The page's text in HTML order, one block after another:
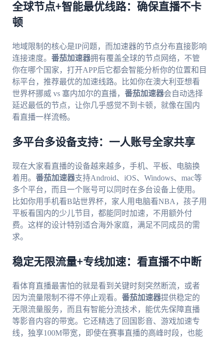
全球节点+智能最优线路：确保直播不卡
顿
地域限制的核心是IP问题，而加速器的节点分布直接影响
连接速度。 番茄加速器拥有覆盖全球的节点网络，不管
你在哪个国家，打开APP后它都会智能分析你的位置和目
标平台，推荐最优的加速线路。比如你在澳大利亚想看
世界杯挪威 vs 塞内加尔的直播， 番茄加速器会自动选择
延迟最低的节点，让你几乎感觉不到卡顿，就像在国内
看直播一样流畅。
多平台多设备支持：一人账号全家共享
现在大家看直播的设备越来越多，手机、平板、电脑换
着用。 番茄加速器支持Android、iOS、Windows、mac等
多个平台，而且一个账号可以同时在多台设备上使用。
比如你用手机看B站世界杯，家人用电脑看NBA，孩子用
平板看国内的少儿节目，都能同时加速，不用额外付
费。这样的设计特别适合海外家庭，满足不同成员的需
求。
稳定无限流量+专线加速：看直播不中断
看体育直播最害怕的就是看到关键时刻突然断流，或者
因为流量限制不得不停止观看。 番茄加速器提供稳定的
无限流量服务，而且有智能分流技术，能优先保障直播
等影音内容的带宽。它还精选了回国影音、游戏加速专
线，独享100M带宽，即使在赛事直播的高峰时段，也能